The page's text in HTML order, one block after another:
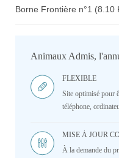
Borne Frontière n°1 (8.10
Animaux Admis,
FLEXIBLE
Site optimisé pour
téléphone,
MISE À JOUR
À la demande du